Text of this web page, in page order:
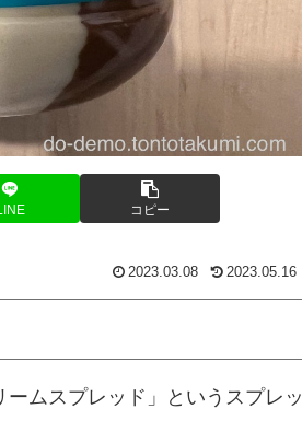
コピー
2023.03.08 2023.05.16
ムスプレッド」というスプレッ